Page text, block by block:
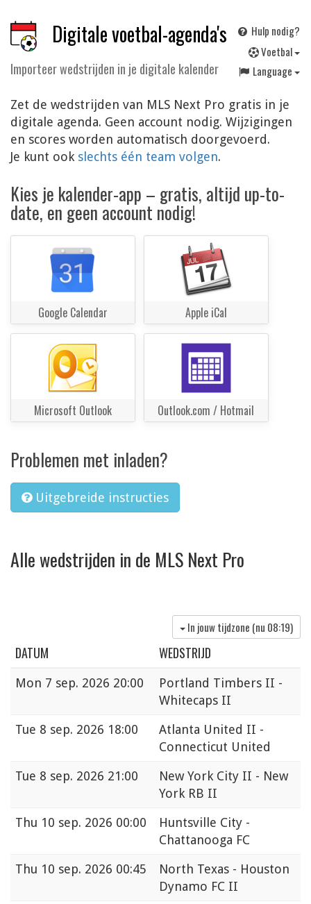
Digitale voetbal-agenda's
Importeer wedstrijden in je digitale kalender
Hulp nodig?
Voetbal
Language
Zet de wedstrijden van MLS Next Pro gratis in je
digitale agenda. Geen account nodig. Wijzigingen
en scores worden automatisch doorgevoerd.
Je kunt ook slechts één team volgen.
Kies je kalender-app – gratis, altijd up-to-
date, en geen account nodig!
Google Calendar Apple iCal
Microsoft Outlook Outlook.com / Hotmail
Problemen met inladen?
Uitgebreide instructies
Alle wedstrijden in de MLS Next Pro
In jouw tijdzone (nu 08:19)
DATUM WEDSTRIJD
Mon 7 sep. 2026 20:00
Portland Timbers II -
Whitecaps II
Tue 8 sep. 2026 18:00
Atlanta United II -
Connecticut United
Tue 8 sep. 2026 21:00
New York City II - New
York RB II
Thu 10 sep. 2026 00:00
Huntsville City -
Chattanooga FC
Thu 10 sep. 2026 00:45
North Texas - Houston
Dynamo FC II